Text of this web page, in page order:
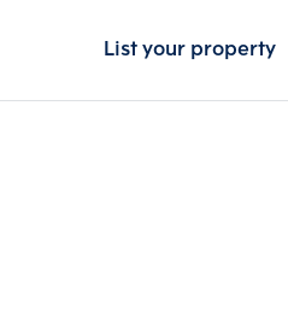
List your property